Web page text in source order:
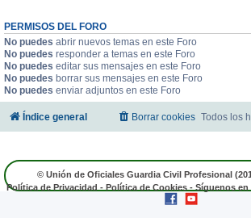
PERMISOS DEL FORO
No puedes abrir nuevos temas en este Foro
No puedes responder a temas en este Foro
No puedes editar sus mensajes en este Foro
No puedes borrar sus mensajes en este Foro
No puedes enviar adjuntos en este Foro
Índice general Todos los
Borrar cookies
© Unión de Oficiales Guardia Civil Profesional
Política de Privacidad - Política de Cookies - Síguenos en